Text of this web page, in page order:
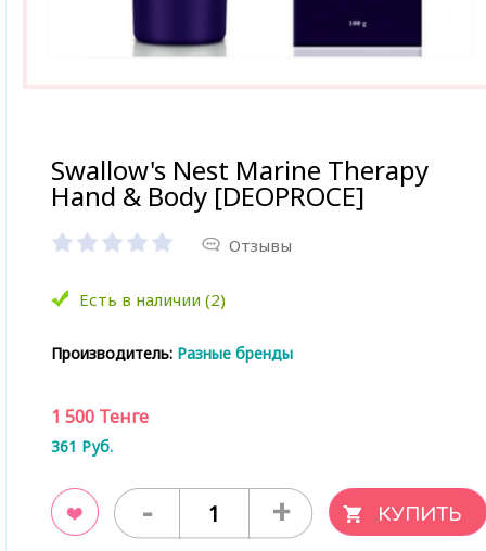
Swallow's Nest Marine Therapy
Hand & Body [DEOPROCE]
Отзывы
Есть в наличии (2)
Производитель: Разные бренды
1 500 Тенге
361 Руб.
- +